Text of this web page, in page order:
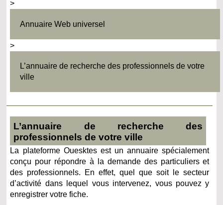
>
Annuaire Web universel
>
L’annuaire de recherche des professionnels de votre
ville
L’annuaire de recherche des
professionnels de votre ville
La plateforme Ouesktes est un annuaire spécialement
conçu pour répondre à la demande des particuliers et
des professionnels. En effet, quel que soit le secteur
d’activité dans lequel vous intervenez, vous pouvez y
enregistrer votre fiche.